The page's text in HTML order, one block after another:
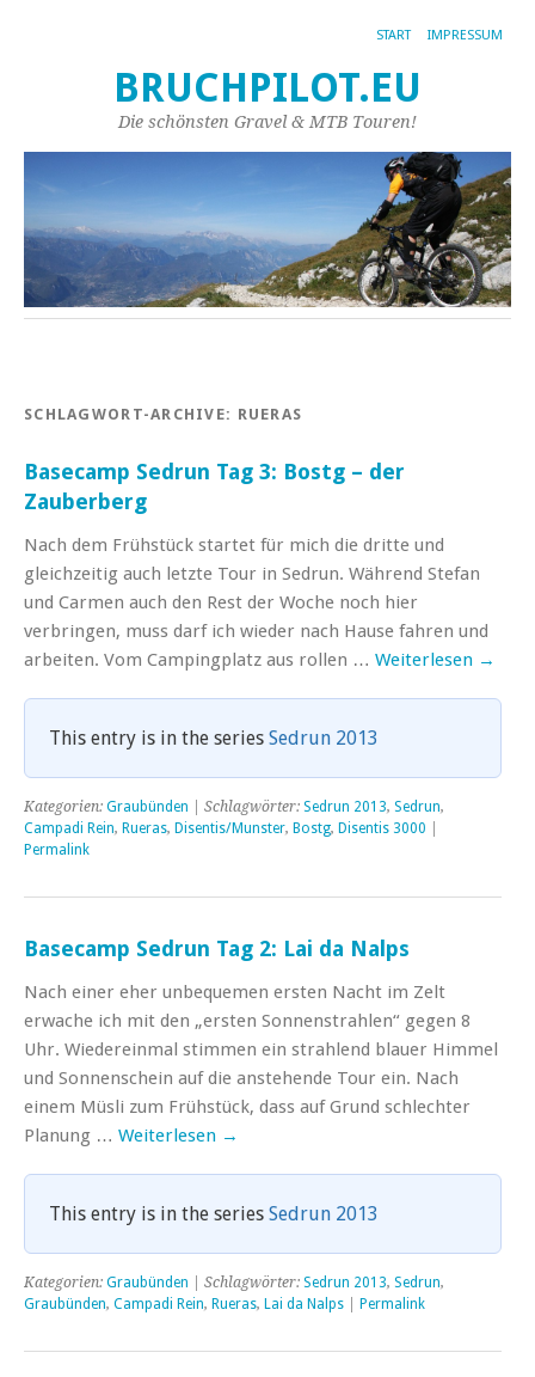
START IMPRESSUM
BRUCHPILOT.EU
Die schönsten Gravel & MTB Touren!
SCHLAGWORT-ARCHIVE: RUERAS
Basecamp Sedrun Tag 3: Bostg – der
Zauberberg
Nach dem Frühstück startet für mich die dritte und
gleichzeitig auch letzte Tour in Sedrun. Während Stefan
und Carmen auch den Rest der Woche noch hier
verbringen, muss darf ich wieder nach Hause fahren und
arbeiten. Vom Campingplatz aus rollen … Weiterlesen →
This entry is in the series Sedrun 2013
Kategorien: Graubünden | Schlagwörter: Sedrun 2013, Sedrun,
Campadi Rein, Rueras, Disentis/Munster, Bostg, Disentis 3000
Permalink
Basecamp Sedrun Tag 2: Lai da Nalps
Nach einer eher unbequemen ersten Nacht im Zelt
erwache ich mit den „ersten Sonnenstrahlen“ gegen 8
Uhr. Wiedereinmal stimmen ein strahlend blauer Himmel
und Sonnenschein auf die anstehende Tour ein. Nach
einem Müsli zum Frühstück, dass auf Grund schlechter
Planung … Weiterlesen →
This entry is in the series Sedrun 2013
Kategorien: Graubünden | Schlagwörter: Sedrun 2013, Sedrun,
Graubünden, Campadi Rein, Rueras, Lai da Nalps Permalink